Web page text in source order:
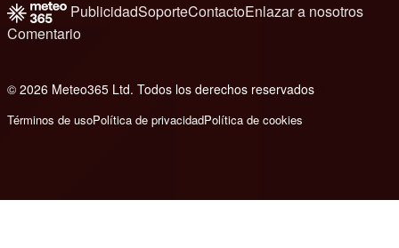
PublicidadSoporteContactoEnlazar a nosotros
Comentario
© 2026 Meteo365 Ltd. Todos los derechos reservados
Términos de usoPolítica de privacidadPolítica de cookies